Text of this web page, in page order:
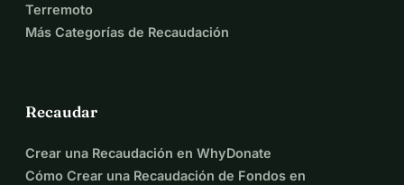
Terremoto
Más Categorías de Recaudación
Recaudar
Crear una Recaudación en WhyDonate
Cómo Crear una Recaudación de Fondos en